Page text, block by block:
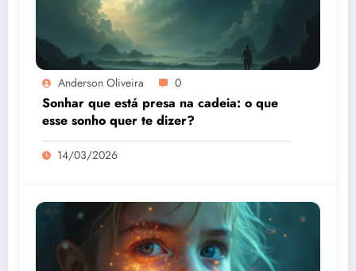
Anderson Oliveira 0
Sonhar que está presa na cadeia: o que
esse sonho quer te dizer?
14/03/2026